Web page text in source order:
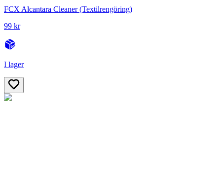
FCX Alcantara Cleaner (Textilrengöring)
99 kr
I lager